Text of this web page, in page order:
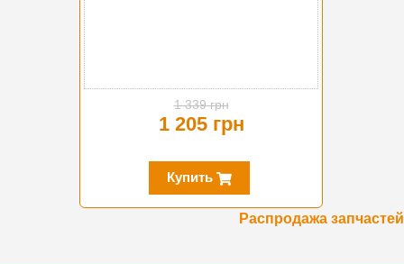
1 339 грн
1 205 грн
Купить
Распродажа запчастей